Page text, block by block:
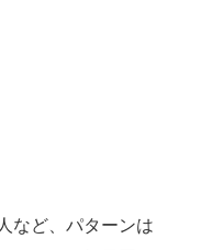
など、パターンは